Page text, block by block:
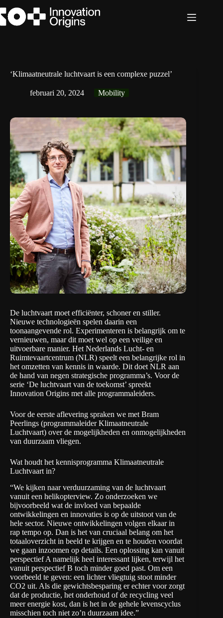
naar
de
‘Klimaatneutrale luchtvaart is een complexe puzzel’
februari 20, 2024 Mobility
De luchtvaart moet efficiënter, schoner en stiller.
Nieuwe technologieën spelen daarin een
toonaangevende rol. Experimenteren is belangrijk om te
vernieuwen, maar dit moet wel op een veilige en
uitvoerbare manier. Het Nederlands Lucht- en
Ruimtevaartcentrum (NLR) speelt een belangrijke rol in
het omzetten van kennis in waarde. Dit doet NLR aan
de hand van negen strategische programma’s. Voor de
serie ‘De luchtvaart van de toekomst’ spreekt
Innovation Origins met alle programmaleiders.
Voor de eerste aflevering spraken we met Bram
Peerlings (programmaleiderKlimaatneutrale
Luchtvaart) over de mogelijkheden en onmogelijkheden
van duurzaam vliegen.
Wat houdt het kennisprogramma Klimaatneutrale
Luchtvaart in?
“We kijken naar verduurzaming van de luchtvaart
vanuit een helikopterview. Zo onderzoeken we
bijvoorbeeld wat de invloed van bepaalde
ontwikkelingen en innovaties is op de uitstoot van de
hele sector. Nieuwe ontwikkelingen volgen elkaar in
rap tempo op. Dan is het van cruciaal belang om het
totaaloverzicht in beeld te krijgen en te houden voordat
we gaan inzoomen op details. Een oplossing kan vanuit
perspectief A namelijk heel interessant lijken, terwijl het
vanuit perspectief B toch minder goed past. Om een
voorbeeld te geven: een lichter vliegtuig stoot minder
CO2 uit. Als die gewichtsbesparing er echter voor zorgt
dat de productie, het onderhoud of de recycling veel
meer energie kost, dan is het in de gehele levenscyclus
misschien toch niet zo’n duurzaam idee.”